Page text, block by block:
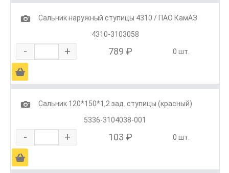
1
Сальник наружный ступицы 4310 / ПАО КамАЗ
4310-3103058
- + 789 ₽ 0 шт.
Ä
1
Сальник 120*150*1,2 зад. ступицы (красный)
5336-3104038-001
- + 103 ₽ 0 шт.
Ä